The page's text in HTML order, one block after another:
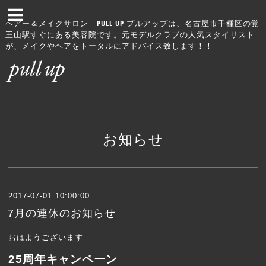
ヘアー＆メイクサロン PULL UP プルアップは、名古屋市千種区の覚
王山駅すぐにある美容院です。元モデルクラブの人気スタイリスト
が、メイクやヘアをトータルにアドバイス致します！！
お知らせ
2017-07-01 10:00:00
7月の連休のお知らせ
おはようございます
25周年キャンペーン